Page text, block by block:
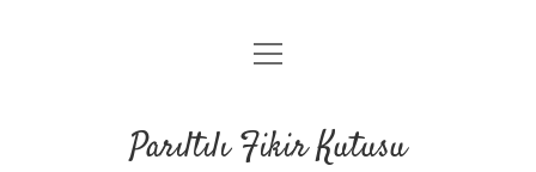
Anasayfa
menüyü
Parıltılı Fikir Kutusu